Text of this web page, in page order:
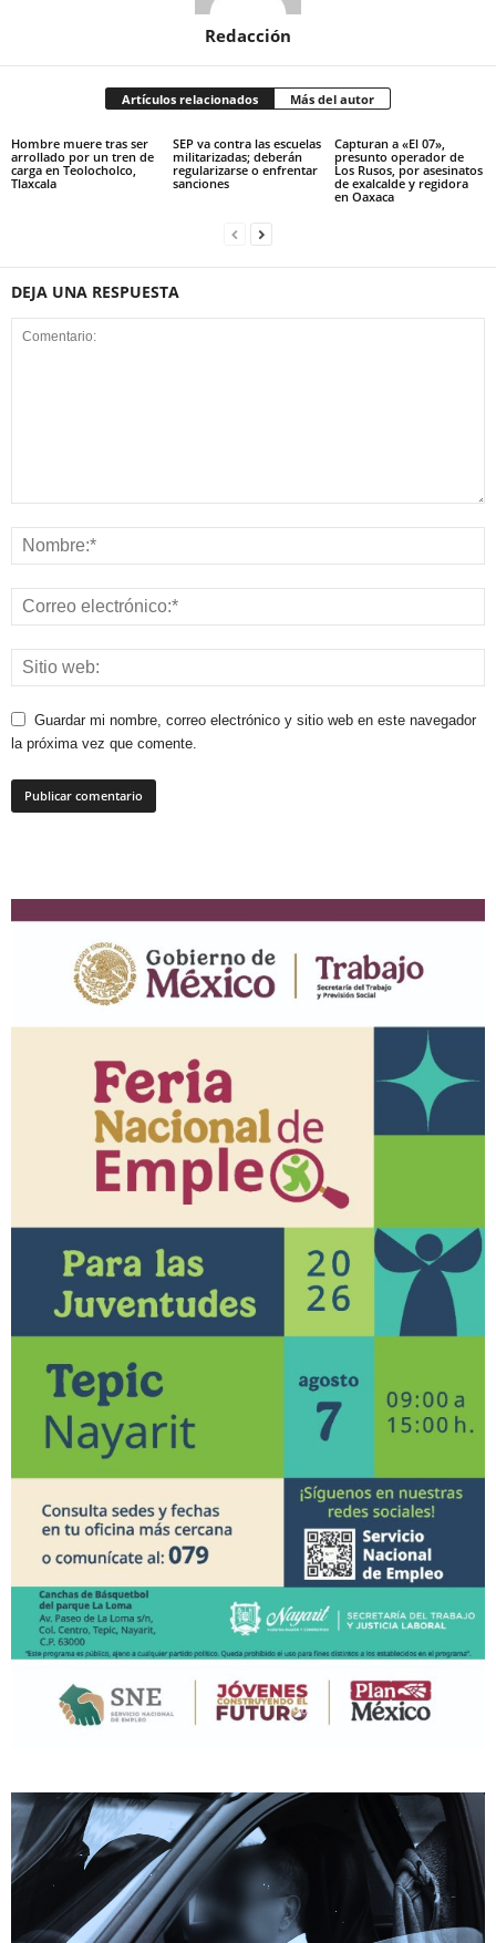
Redacción
Artículos relacionados Más del autor
Hombre muere tras ser
arrollado por un tren de
carga en Teolocholco,
Tlaxcala
SEP va contra las escuelas
militarizadas; deberán
regularizarse o enfrentar
sanciones
Capturan a «El 07»,
presunto operador de
Los Rusos, por asesinatos
de exalcalde y regidora
en Oaxaca
DEJA UNA RESPUESTA
Guardar mi nombre, correo electrónico y sitio web en este navegador
la próxima vez que comente.